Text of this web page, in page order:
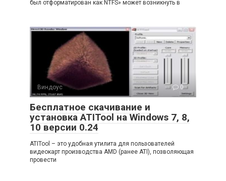
был отформатирован как NTFS» может возникнуть в
Виндоус 0
Бесплатное скачивание и
установка ATITool на Windows 7, 8,
10 версии 0.24
ATITool – это удобная утилита для пользователей
видеокарт производства AMD (ранее ATI), позволяющая
провести